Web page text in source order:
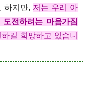
하지만, 저는 우리 아
전하려는 마음가짐
길 희망하고 있습니